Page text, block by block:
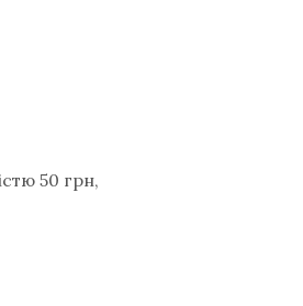
50 грн,